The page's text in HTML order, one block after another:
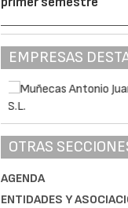
EMPRESAS
OTRAS
AGENDA
ENTIDADES Y